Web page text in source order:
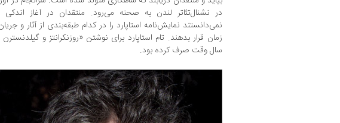
در نشنال‌تئاتر لندن به صحنه می‌رود. منتقدان در آغاز اندکی
نمی‌دانستند نمایش‌نامه استاپارد را در کدام طبقه‌بندی از آثار و
زمان قرار بدهند. تام استاپارد برای نوشتن «روزنکرانتز و
سال وقت صرف کرده بود.